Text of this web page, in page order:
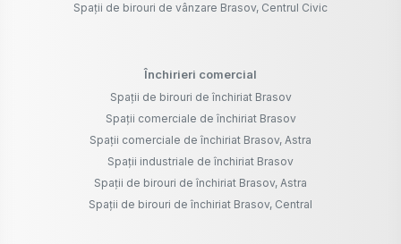
Spații de birouri de vânzare Brasov, Centrul Civic
Închirieri comercial
Spații de birouri de închiriat Brasov
Spații comerciale de închiriat Brasov
Spații comerciale de închiriat Brasov, Astra
Spații industriale de închiriat Brasov
Spații de birouri de închiriat Brasov, Astra
Spații de birouri de închiriat Brasov, Central